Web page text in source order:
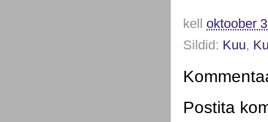
kell oktoober
Sildid: Kuu,
Postita